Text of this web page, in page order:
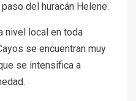
del huracán Helene.
nivel local en toda
se encuentran muy
se intensifica a